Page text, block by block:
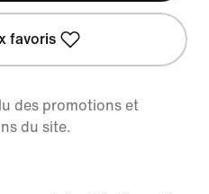
favoris
des promotions et
du site.